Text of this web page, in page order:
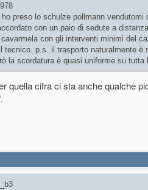
preso lo schulze pollmann
con un paio di sedute a
con gli interventi minimi del
tecnico. p.s. il trasporto naturalmente
la scordatura è quasi uniforme su
quella cifra ci sta anche qualche